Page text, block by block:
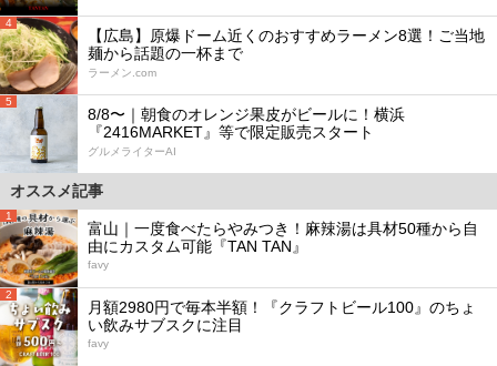
4
【広島】原爆ドーム近くのおすすめラーメン8選！ご当地
麺から話題の一杯まで
ラーメン.com
5
8/8〜｜朝食のオレンジ果皮がビールに！横浜
『2416MARKET』等で限定販売スタート
グルメライターAI
オススメ記事
1
富山｜一度食べたらやみつき！麻辣湯は具材50種から自
由にカスタム可能『TAN TAN』
favy
2
月額2980円で毎本半額！『クラフトビール100』のちょ
い飲みサブスクに注目
favy